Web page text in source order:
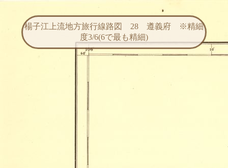
楊子江上流地方旅行線路図 28 遵義府 ※精細
度3/6(6で最も精細)